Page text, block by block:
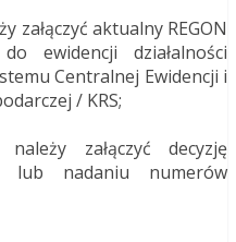
załączyć aktualny REGON
ewidencji działalności
Centralnej Ewidencji i
/ KRS;
załączyć decyzję
lub nadaniu numerów